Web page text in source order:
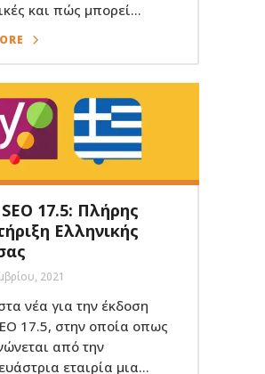
και πώς μπορεί...
17.5: Πλήρης
Ελληνικής
2021
νέα για την έκδοση
17.5, στην οποία οπως
από την
εταιρία μια...